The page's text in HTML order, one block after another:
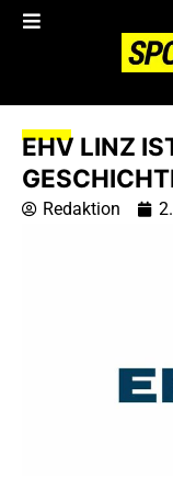
EHV LINZ
Redaktion